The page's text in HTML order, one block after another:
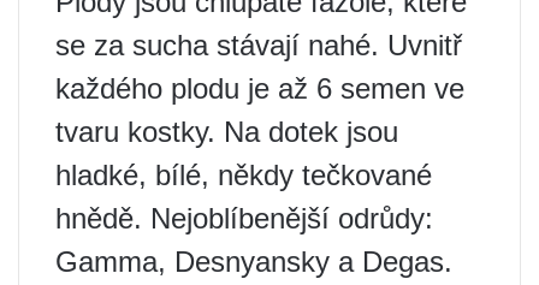
se za sucha stávají nahé. Uvnitř
každého plodu je až 6 semen ve
tvaru kostky. Na dotek jsou
hladké, bílé, někdy tečkované
hnědě. Nejoblíbenější odrůdy:
Gamma, Desnyansky a Degas.